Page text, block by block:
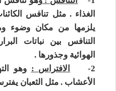
الغذاء . مثل تنافس
يلزمها من مكان وضوء
التنافس بين نباتات
الهوائية وجذورها .
2-
الافتراس : وهو
الأعشاب . مثل الثعبان